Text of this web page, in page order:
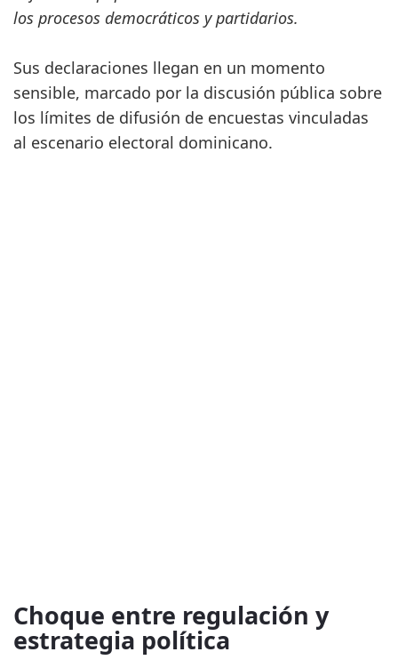
los procesos democráticos y partidarios.
Sus declaraciones llegan en un momento
sensible, marcado por la discusión pública sobre
los límites de difusión de encuestas vinculadas
al escenario electoral dominicano.
Choque entre regulación y
estrategia política